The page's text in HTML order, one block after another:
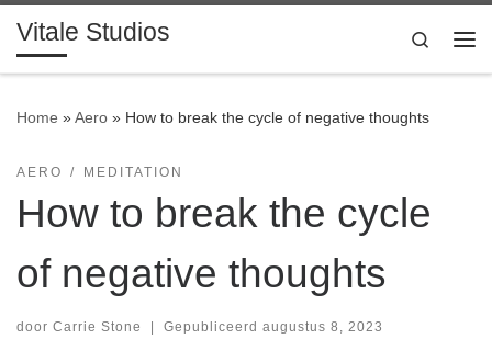
Ga naar inhoud
Vitale Studios Search
Home »Aero » How to break the cycle of negative thoughts
AERO MEDITATION
How to break the cycle
of negative thoughts
door Carrie Stone | Gepubliceerd augustus 8, 2023